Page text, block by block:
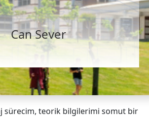
Can Sever
sürecim, teorik bilgilerimi somut bir